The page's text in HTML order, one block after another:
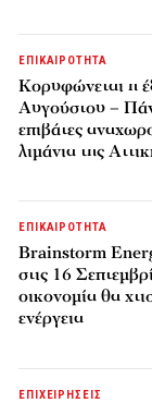
ΕΠΙΚΑΙΡΟΤΗΤΑ
Κορυφώνεται η
Αυγούστου –
επιβάτες
λιμάνια της
ΕΠΙΚΑΙΡΟΤΗΤΑ
Brainstorm
στις 16
οικονομία θα
ενέργεια
ΕΠΙΧΕΙΡΗΣΕΙΣ